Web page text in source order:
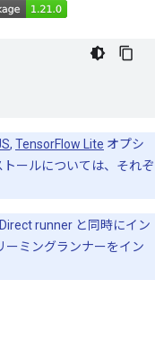
, TensorFlow Lite オプシ
ールについては、それぞ
runner と同時にイン
ーミングランナーをイン